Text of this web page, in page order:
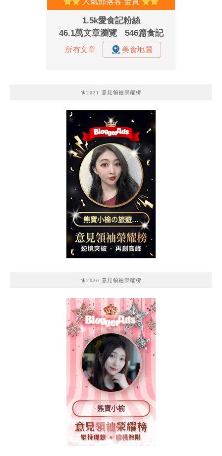
🧚2021 意見領袖榮耀榜
熊寶小榆の旅遊日
記
🧚2020 意見領袖榮耀榜
熊寶小榆